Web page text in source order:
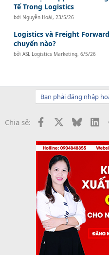
Tế Trong Logistics
bởi Nguyễn Hoài, 23/5/26
Logistics và Freight
chuyển nào?
bởiASL Logistics Marketing,6/5/26
Bạn phải đăng nhập
Chia sẻ: Facebook Bluesky